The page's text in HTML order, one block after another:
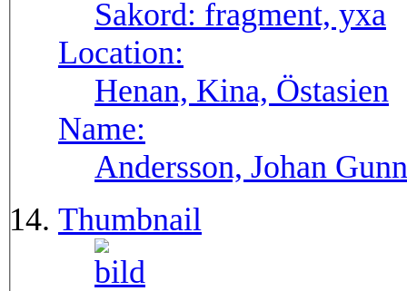
Sakord: fragment, yxa
Location:
Henan, Kina, Östasien
Name:
Andersson, Johan
Thumbnail